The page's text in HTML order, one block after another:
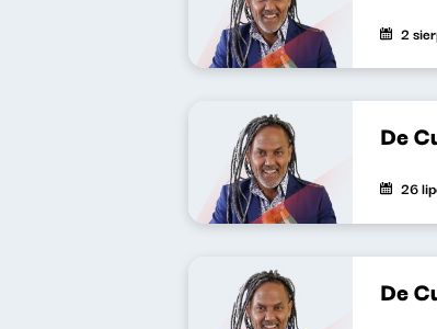
2
De
26
De